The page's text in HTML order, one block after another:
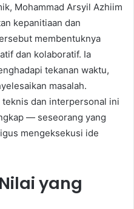
Mohammad Arsyil Azhiim
kepanitiaan dan
membentuknya
dan kolaboratif. Ia
tekanan waktu,
masalah.
teknis dan interpersonal ini
— seseorang yang
mengeksekusi ide
yang